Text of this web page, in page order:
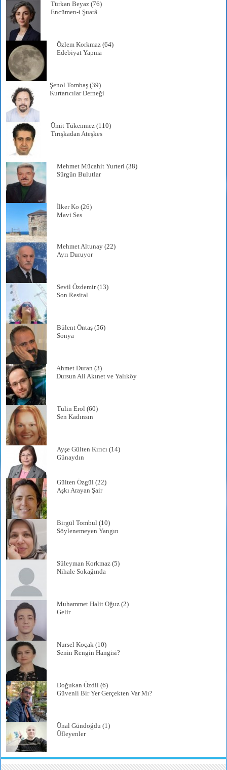
Türkan Beyaz (76)
Encümen-i Şuarâ
Özlem Korkmaz (64)
Edebiyat Yapma
Şenol Tombaş (39)
Kurtarıcılar Derneği
Ümit Tükenmez (110)
Tırışkadan Ateşkes
Mehmet Mücahit Yurteri (38)
Sürgün Bulutlar
İlker Ko (26)
Mavi Ses
Mehmet Altunay (22)
Ayrı Duruyor
Sevil Özdemir(13)
Son Resital
Bülent Öntaş (56)
Sonya
Ahmet Duran (3)
Dursun Ali Akınet ve Yalıköy
Tülin Erol (60)
Sen Kadınsın
Ayşe Gülten Kırıcı (14)
Günaydın
Gülten Özgül (22)
Aşkı Arayan Şair
Birgül Tombul (10)
Söylenemeyen Yangın
Süleyman Korkmaz (5)
Nihale Sokağında
Muhammet Halit Oğuz (2)
Gelir
Nursel Koçak (10)
Senin Rengin Hangisi?
Doğukan Özdil (6)
Güvenli Bir Yer Gerçekten Var Mı?
Ünal Gündoğdu (1)
Üfleyenler